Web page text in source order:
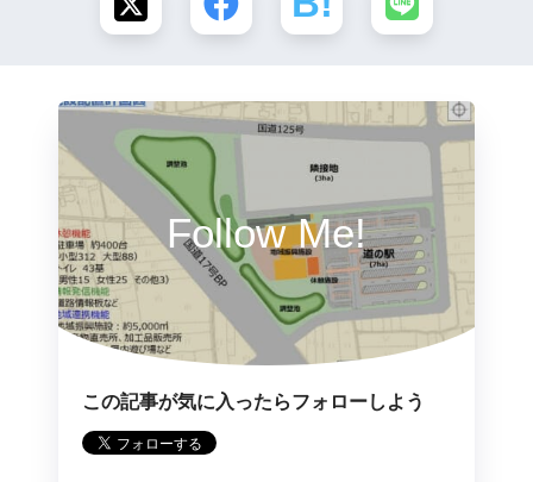
Follow Me!
この記事が気に入ったらフォローしよう